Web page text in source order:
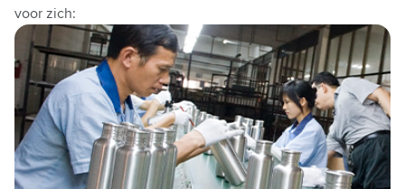
voor zich: